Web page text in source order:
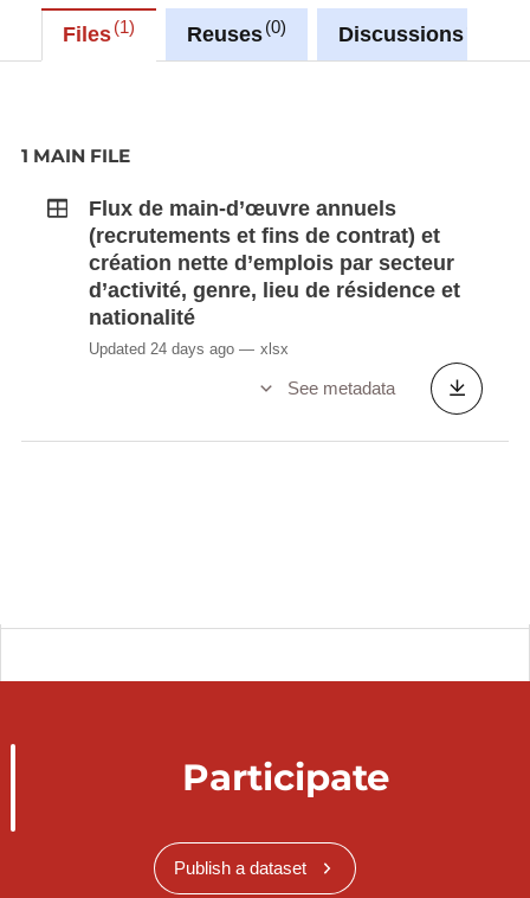
Files 1 Reuses 0 Discussions
1 MAIN FILE
Flux de main-d’œuvre annuels
(recrutements et fins de contrat) et
création nette d’emplois par secteur
d’activité, genre, lieu de résidence et
nationalité
Updated 24 days ago xlsx
See metadata
Participate
Publish a dataset